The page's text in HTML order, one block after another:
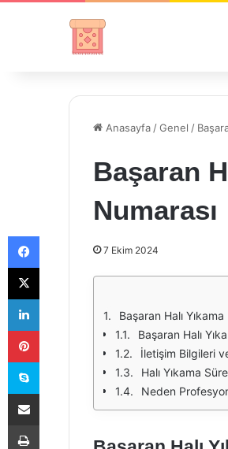
Anasayfa /Genel /
Başaran
Numarası
7 Ekim 2024
Başaran Halı
Başaran Halı
İletişim Bilgileri
Halı Yıkama
Neden
Facebook
X
LinkedIn
Pinterest
Skype
E-Posta ile paylaş